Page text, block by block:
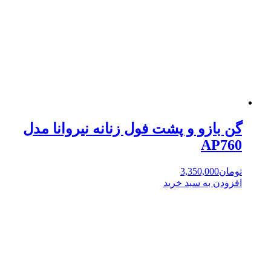
گن بازو و پشت فول زنانه نیروانا مدل
AP760
تومان3,350,000
افزودن به سبد خرید